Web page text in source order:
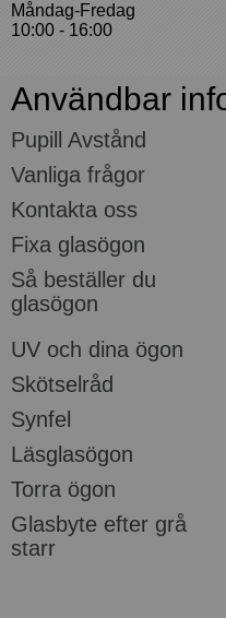
Måndag-Fredag
10:00 - 16:00
Användbar
Pupill Avstånd
Vanliga frågor
Kontakta oss
Fixa glasögon
Så beställer du
glasögon
UV och dina ögon
Skötselråd
Synfel
Läsglasögon
Torra ögon
Glasbyte efter grå
starr